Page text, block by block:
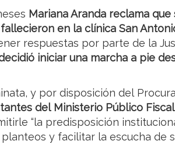
Mariana Aranda reclama
en la clínica San
respuestas por parte de la
iniciar una marcha a pie
y por disposición del
del Ministerio Público
“la predisposición
y facilitar la escucha de